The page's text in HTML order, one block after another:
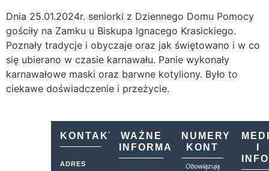
Dnia 25.01.2024r. seniorki z Dziennego Domu Pomocy
gościły na Zamku u Biskupa Ignacego Krasickiego.
Poznały tradycje i obyczaje oraz jak świętowano i w co
się ubierano w czasie karnawału. Panie wykonały
karnawałowe maski oraz barwne kotyliony. Było to
ciekawe doświadczenie i przeżycie.
KONTAKT
ADRES
WAŻNE
INFORMACJE
NUMERY
KONT
Obowiązują